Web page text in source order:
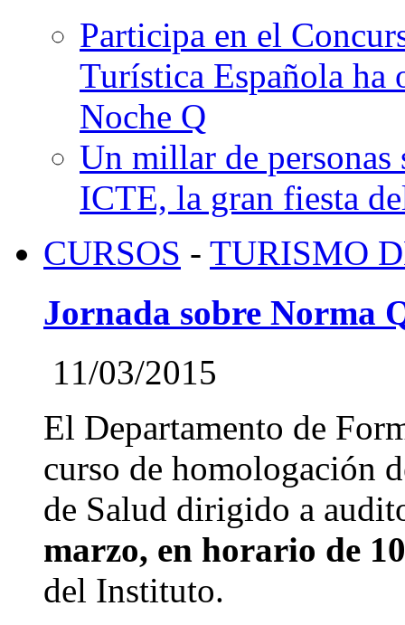
Participa en el
Turística Española ha
Noche Q
Un millar de personas
ICTE, la gran fiesta
CURSOS - TURISMO
Jornada sobre Norma
11/03/2015
El Departamento de
curso de homologación
de Salud dirigido a
marzo, en horario de
del Instituto.